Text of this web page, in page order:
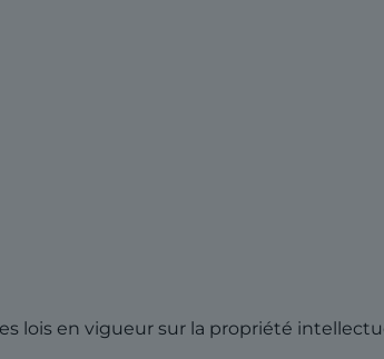
lois en vigueur sur la propriété